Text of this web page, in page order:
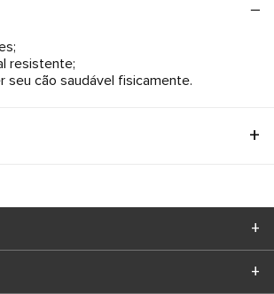
resistente;
seu cão saudável fisicamente.